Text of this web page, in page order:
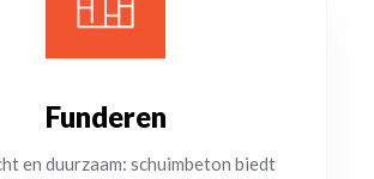
Funderen
en duurzaam: schuimbeton biedt